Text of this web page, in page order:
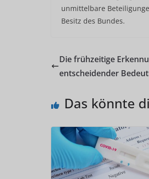
unmittelbare
Besitz des Bundes.
Die frühzeitige
entscheidender
Das könnte